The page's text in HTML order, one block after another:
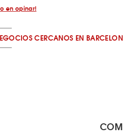
en opinar!
CERCANOS EN